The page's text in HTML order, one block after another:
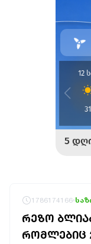
1786174166
ᲠᲔᲖᲝ
ᲠᲝᲛᲚᲔᲑᲘᲪ